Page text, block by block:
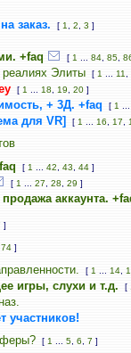
заказ. [ 1 2 3 ]
+faq
[ 1 84 85
реалиях Элиты [ 1 11
[ 1 18 19 20 ]
+ 3Д. +faq [ 1
для VR] [ 1 16 17
[ 1 42 43 44 ]
[ 1 27 28 29 ]
аккаунта.
]
74 ]
[ 1 14
игры, слухи и т.д. [
участников!
[ 1 5 6 7 ]